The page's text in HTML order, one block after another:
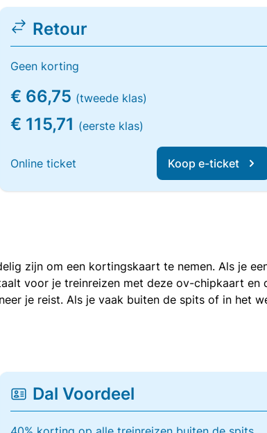
Retour
Geen korting
€ 66,75 (tweede klas)
€ 115,71 (eerste klas)
Online ticket Koop e-ticket
zijn om een kortingskaart te nemen. Als je
voor je treinreizen met deze ov-chipkaart
je reist. Als je vaak buiten de spits of in het
Dal Voordeel